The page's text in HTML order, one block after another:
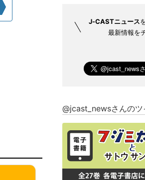
J-CASTニュース
最新情報を
@jcast_newsさんのツ